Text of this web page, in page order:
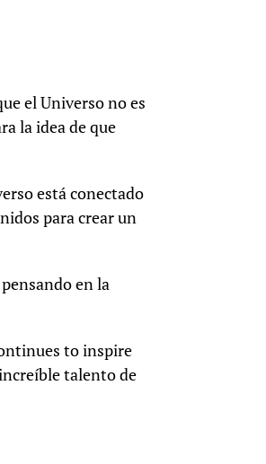
el Universo no es
la idea de que
está conectado
para crear un
en la
to inspire
talento de